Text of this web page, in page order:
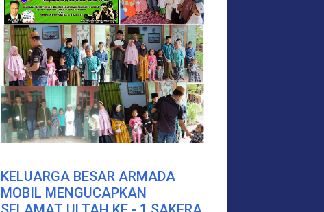
KELUARGA BESAR ARMADA
MOBIL MENGUCAPKAN